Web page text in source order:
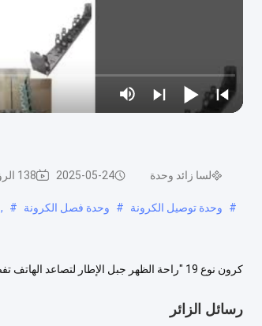
لسا زائد وحدة 2025-05-24 138 الرؤى
# وحدة توصيل الكرونة # وحدة فصل الكرونة #
,
رسائل الزائر